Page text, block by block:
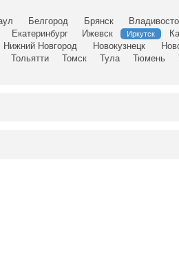
Белгород Брянск
Екатеринбург Ижевск Иркутск
Нижний Новгород Новокузнецк
Тольятти Томск Тула Тюмень